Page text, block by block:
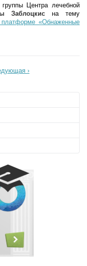
Центра лечебной
Заблоцкис
на тему
платформе «Обнаженные
›